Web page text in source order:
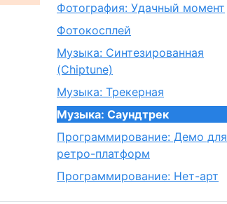
Фотография: Удачный момент
Фотокосплей
Музыка: Синтезированная
(Chiptune)
Музыка: Трекерная
Музыка: Саундтрек
Программирование: Демо для
ретро-платформ
Программирование: Нет-арт